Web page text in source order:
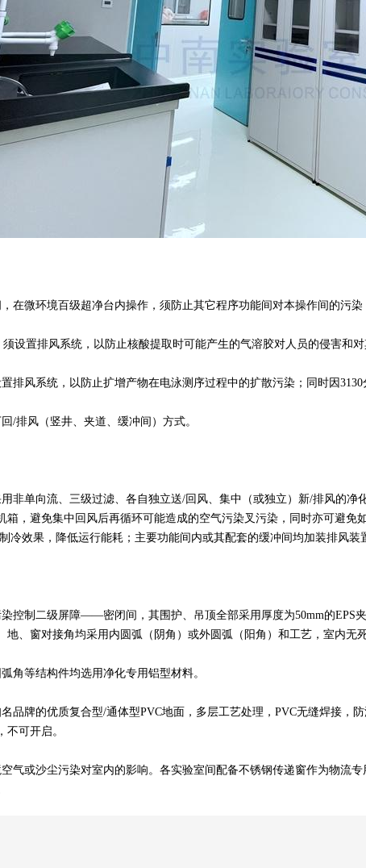
微环境百级超净台内操作，须防止其它程序功能间对本操作间的污染
置排风系统，以防止核酸提取时可能产生的气溶胶对人员的侵害和对
风系统，以防止扩增产物在电泳测序过程中的扩散污染；同时因3130
风（竖井、夹道、缓冲间）方式。
单向流、三级过滤、各自独立送/回风、集中（或独立）新/排风的净
箱，避免集中回风后再循环可能造成的空气污染叉污染，同时亦可避
冷效果，降低运行能耗；主要功能间内或其配套的缓冲间均加装排风
制二级屏障——密闭间，其围护、吊顶全部采用厚度为50mm的EPS夹
、窗对接角均采用内圆弧（阴角）或外圆弧（阳角）和工艺，室内无
等结构件均选用净化专用铝型材料。
牌的优质复合型/通体型PVC地面，多层工艺处理，PVC无缝焊接，
可开启。
或沙尘污染对室内的影响。各实验室间配备不锈钢传递窗作为物流